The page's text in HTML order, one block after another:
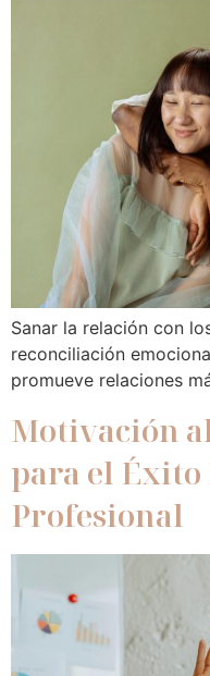
Sanar la relación con
reconciliación
promueve relaciones
Motivación
para el Éxito
Profesional